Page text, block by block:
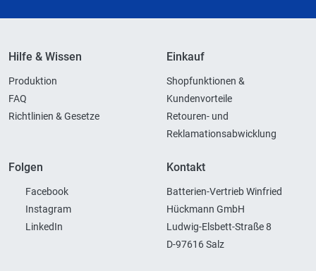
Hilfe & Wissen
Produktion
FAQ
Richtlinien & Gesetze
Einkauf
Shopfunktionen &
Kundenvorteile
Retouren- und
Reklamationsabwicklung
Folgen
Facebook
Instagram
LinkedIn
Kontakt
Batterien-Vertrieb Winfried
Hückmann GmbH
Ludwig-Elsbett-Straße 8
D-97616 Salz